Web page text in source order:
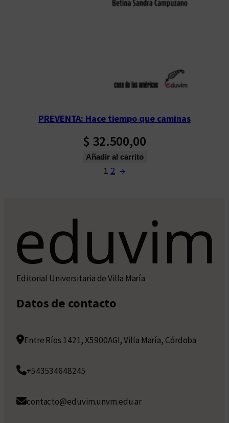
PREVENTA: Hace tiempo que caminas
$ 32.500,00
Añadir al carrito
1 2 →
Editorial Universitaria de Villa María
Datos de contacto
Entre Ríos 1421, X5900AGI, Villa María, Córdoba
+543534648245
contacto@eduvim.unvm.edu.ar